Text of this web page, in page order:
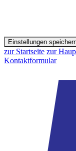
Einstellungen
zur Startseite zur
Kontaktformular